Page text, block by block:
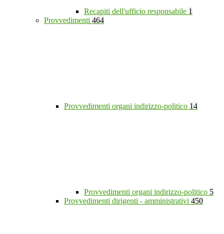
Recapiti dell'ufficio responsabile 1
Provvedimenti 464
Provvedimenti organi indirizzo-politico 14
Provvedimenti organi indirizzo-politico 5
Provvedimenti dirigenti - amministrativi 450